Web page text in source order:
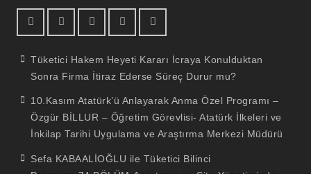
facebookyoutube linkedin twitter İnstagram
Tüketici Hakem Heyeti Kararı İcraya Konulduktan
Sonra Firma İtiraz Ederse Süreç Durur mu?
10.Kasım Atatürk’ü Anlayarak Anma Özel Programı –
Özgür BİLLUR – Öğretim Görevlisi- Atatürk İlkeleri ve
İnkilap Tarihi Uygulama ve Araştırma Merkezi Müdürü
Sefa KABAALİOĞLU ile Tüketici Bilinci